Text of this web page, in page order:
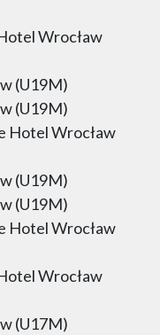
Wrocław
(U19M)
(U19M)
Hotel Wrocław
(U19M)
(U19M)
Hotel Wrocław
Wrocław
(U17M)